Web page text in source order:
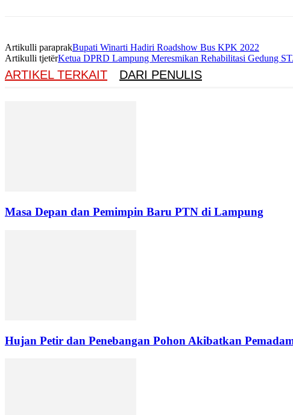
Artikulli paraprakBupati Winarti Hadiri Roadshow Bus KPK 2022
Artikulli tjetërKetua DPRD Lampung Meresmikan Rehabilitasi Gedung
ARTIKEL TERKAIT DARI PENULIS
Masa Depan dan Pemimpin Baru PTN di Lampung
Hujan Petir dan Penebangan Pohon Akibatkan